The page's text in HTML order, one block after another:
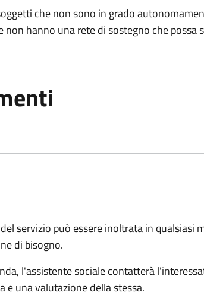
che non sono in grado
non hanno una rete di sostegno che possa
servizio può essere inoltrata in qualsiasi
di bisogno.
l'assistente sociale contatterà
e una valutazione della stessa.